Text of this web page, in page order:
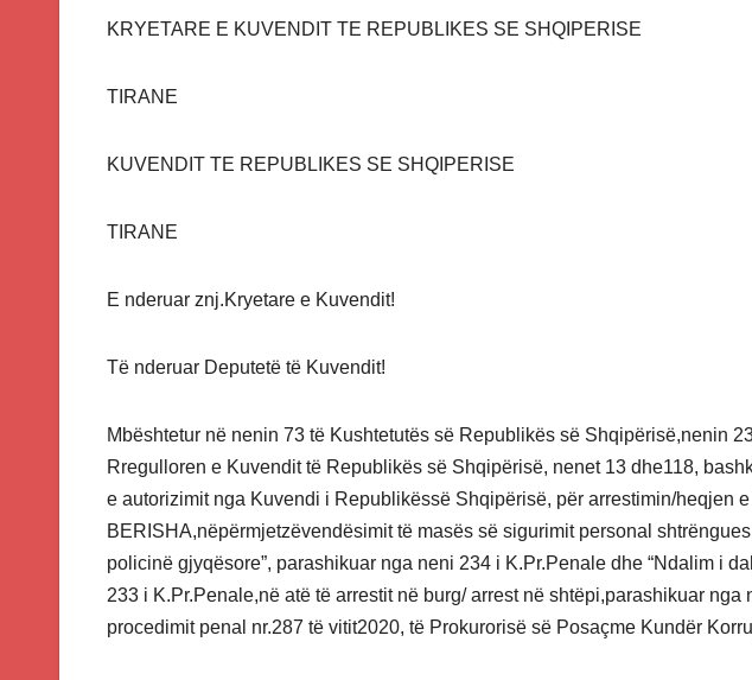
KRYETARE E KUVENDIT TE REPUBLIKES SE SHQIPERISE
TIRANE
KUVENDIT TE REPUBLIKES SE SHQIPERISE
TIRANE
E nderuar znj.Kryetare e Kuvendit!
Të nderuar Deputetë të Kuvendit!
Mbështetur në nenin 73 të Kushtetutës së Republikës së Shqipërisë,nenin
Rregulloren e Kuvendit të Republikës së Shqipërisë, nenet 13 dhe118,
e autorizimit nga Kuvendi i Republikëssë Shqipërisë, për arrestimin/heqjen
BERISHA,nëpërmjetzëvendësimit të masës së sigurimit personal
policinë gjyqësore”, parashikuar nga neni 234 i K.Pr.Penale dhe “Ndalim i
233 i K.Pr.Penale,në atë të arrestit në burg/ arrest në shtëpi,parashikuar
procedimit penal nr.287 të vitit2020, të Prokurorisë së Posaçme Kundër